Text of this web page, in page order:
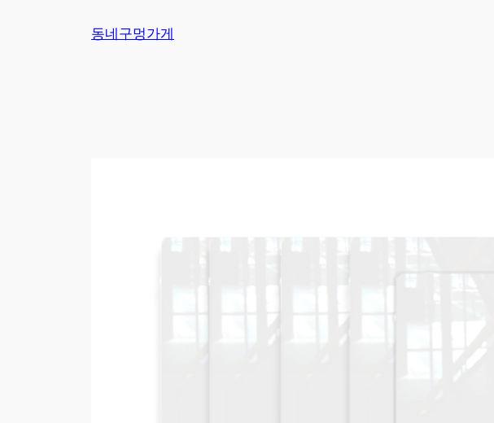
동네구멍가게